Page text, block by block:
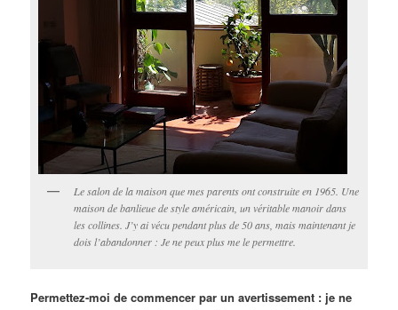
Le salon de la maison que mes parents ont construite en 1965. Une
maison de banlieue de style américain, un véritable manoir dans
les collines. J’y ai vécu pendant plus de 50 ans, mais maintenant je
dois l’abandonner : Je ne peux plus me le permettre.
Permettez-moi de commencer par un avertissement : je ne